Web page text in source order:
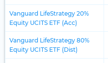
Vanguard LifeStrategy 20%
Equity UCITS ETF (Acc)
Vanguard LifeStrategy 80%
Equity UCITS ETF (Dist)